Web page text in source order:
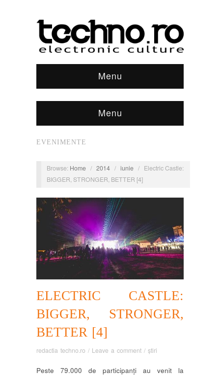
Menu
Menu
EVENIMENTE
Browse: Home / 2014 / iunie / Electric Castle:
BIGGER, STRONGER, BETTER [4]
ELECTRIC CASTLE:
BIGGER, STRONGER,
BETTER [4]
redactia techno.ro / Leave a comment / știri
Peste 79.000 de participanți au venit la